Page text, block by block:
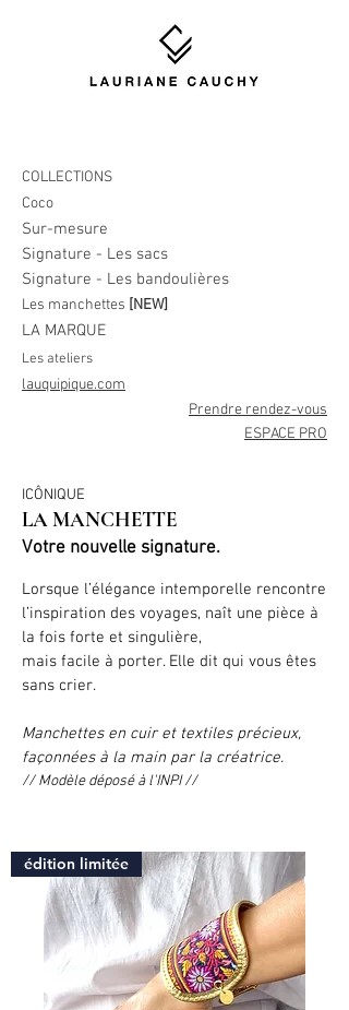
COLLECTIONS
Coco
Sur-mesure
Signature - Les sacs
Signature - Les bandoulières
Les manchettes [NEW]
LA MARQUE
Les ateliers
lauquipique.com
Prendre rendez-vous
ESPACE PRO
ICÔNIQUE
LA MANCHETTE
Votre nouvelle signature.
Lorsque l’élégance intemporelle rencontre
l’inspiration des voyages, naît une pièce à
la fois forte et singulière,
mais facile à porter. Elle dit qui vous êtes
sans crier.
Manchettes en cuir et textiles précieux,
façonnées à la main par la créatrice.
// Modèle déposé à l'INPI //
édition limitée